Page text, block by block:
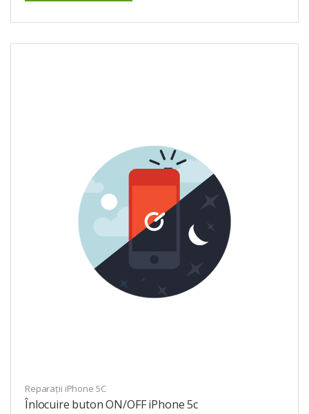
Reparații iPhone 5C
Înlocuire buton ON/OFF iPhone 5c